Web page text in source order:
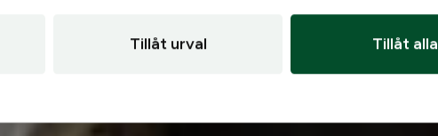
Tillåt urval Tillåt alla